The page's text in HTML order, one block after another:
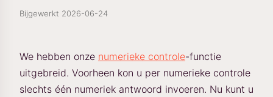
Bijgewerkt 2026-06-24
We hebben onze numerieke controle-functie
uitgebreid. Voorheen kon u per numerieke controle
slechts één numeriek antwoord invoeren. Nu kunt u